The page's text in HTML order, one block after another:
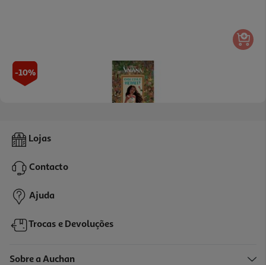
-10%
Livro Vaiana - Onde Está O Heihei?
12,50 € PVP de editor
11,25 €
Lojas
Contacto
Ajuda
Trocas e Devoluções
Sobre a Auchan